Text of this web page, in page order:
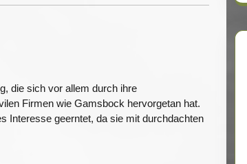
die sich vor allem durch ihre
Firmen wie Gamsbock hervorgetan hat.
Interesse geerntet, da sie mit durchdachten